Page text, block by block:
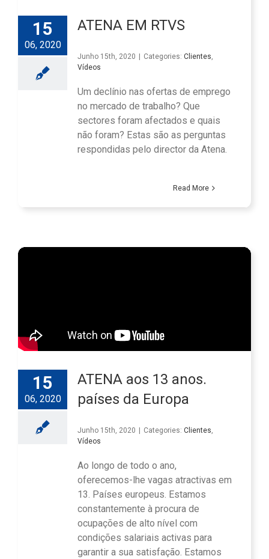
15
06, 2020
ATENA EM RTVS
Junho 15th, 2020 Categories: Clientes,
Vídeos
Um declínio nas ofertas de emprego
no mercado de trabalho? Que
sectores foram afectados e quais
não foram? Estas são as perguntas
respondidas pelo director da Atena.
Read More
15
06, 2020
ATENA aos 13 anos.
países da Europa
Junho 15th, 2020 Categories: Clientes,
Vídeos
Ao longo de todo o ano,
oferecemos-lhe vagas atractivas em
13. Países europeus. Estamos
constantemente à procura de
ocupações de alto nível com
condições salariais activas para
garantir a sua satisfação. Estamos